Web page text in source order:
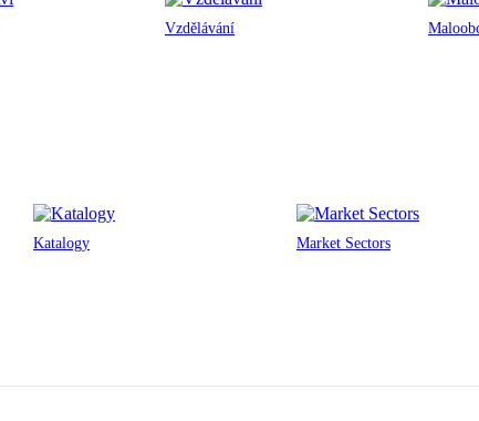
Vzdělávání
Katalogy Market Sectors